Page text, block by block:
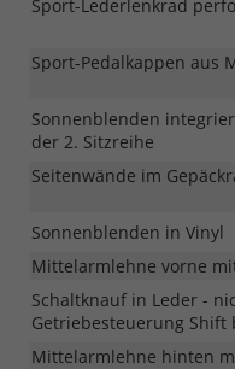
Sport-Lederlenkrad
Sport-Pedalkappen aus
Sonnenblenden
der 2. Sitzreihe
Seitenwände im
Sonnenblenden in Vinyl
Mittelarmlehne vorne
Schaltknauf in Leder -
Getriebesteuerung Shift
Mittelarmlehne hinten